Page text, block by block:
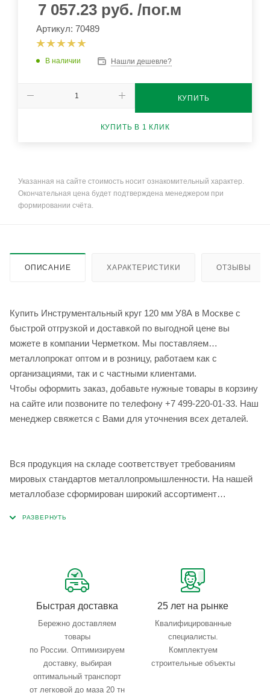
7 057.23 руб. /пог.м
Артикул: 70489
В наличии Нашли дешевле?
КУПИТЬ
КУПИТЬ В 1 КЛИК
Указанная на сайте стоимость носит ознакомительный характер.
Окончательная цена будет подтверждена менеджером при
формировании счёта.
ОПИСАНИЕ ХАРАКТЕРИСТИКИ ОТЗЫВЫ
Купить Инструментальный круг 120 мм У8А в Москве с
быстрой отгрузкой и доставкой по выгодной цене вы
можете в компании Черметком. Мы поставляем
металлопрокат оптом и в розницу, работаем как с
организациями, так и с частными клиентами.
Чтобы оформить заказ, добавьте нужные товары в корзину
на сайте или позвоните по телефону +7 499-220-01-33. Наш
менеджер свяжется с Вами для уточнения всех деталей.
Вся продукция на складе соответствует требованиям
мировых стандартов металлопромышленности. На нашей
металлобазе сформирован широкий ассортимент
Быстрая доставка
Бережно доставляем
товары
по России. Оптимизируем
доставку, выбирая
оптимальный транспорт
от легковой до маза 20 тн
25 лет на рынке
Квалифицированные
специалисты.
Комплектуем
строительные объекты